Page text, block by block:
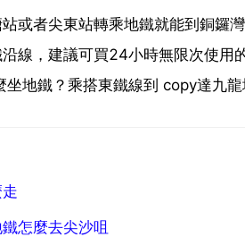
或者尖東站轉乘地鐵就能到銅鑼
線，建議可買24小時無限次使用
地鐵？乘搭東鐵線到 copy達九
怎麼去尖沙咀